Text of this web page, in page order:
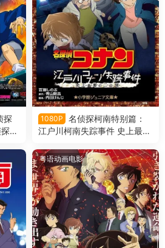
探
柯
1080P
名侦探柯南特别篇：
江户川柯南失踪事件 史上最惨
画特别篇粤语版
粤语动画电影